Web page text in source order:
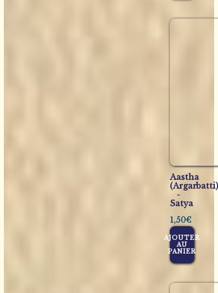
Aastha
(Argarbatti)
-
Satya
1,50€
AJOUTER
AU
PANIER